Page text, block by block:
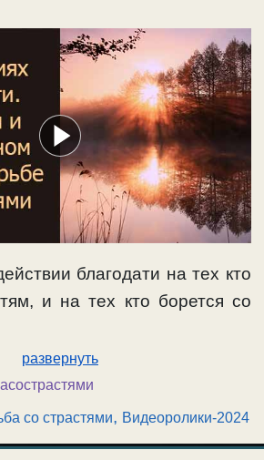
благодати на тех кто
и на тех кто борется со
развернуть
со страстями, Видеоролики-2024